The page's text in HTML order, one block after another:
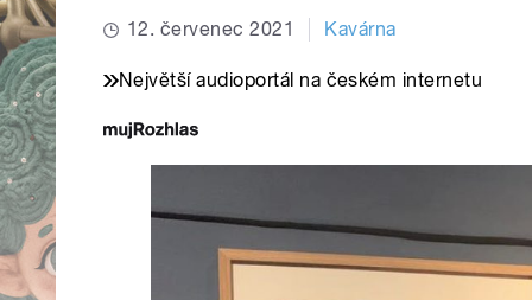
12. červenec 2021 Kavárna
Největší audioportál na českém internetu